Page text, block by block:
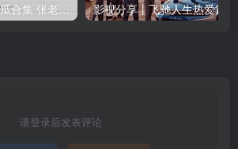
吃瓜分享丨最新吃瓜合集 张老师与学生等众多新瓜
请登录后发表评论